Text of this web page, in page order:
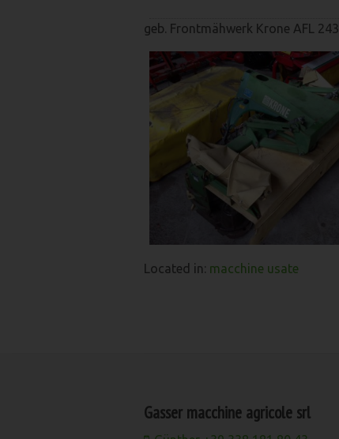
geb. Frontmähwerk Krone AFL 243
Located in: macchine usate
Gasser macchine agricole srl